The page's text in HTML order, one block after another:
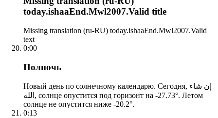
today.ishaaEnd.Mwl2007.Valid title
Missing translation (ru-RU) today.ishaaEnd.Mwl2007.Valid
text
0:00
Полночь
Новый день по солнечному календарю. Сегодня, إن شاء
الله, солнце опустится под горизонт на -27.73°. Летом
солнце не опустится ниже -20.2°.
0:13